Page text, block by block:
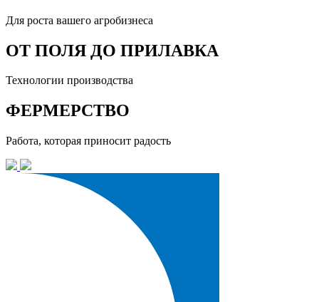
Для роста вашего агробизнеса
ОТ ПОЛЯ ДО ПРИЛАВКА
Технологии производства
ФЕРМЕРСТВО
Работа, которая приносит радость